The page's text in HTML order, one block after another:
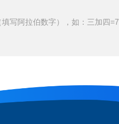
写阿拉伯数字），如：三加四=7